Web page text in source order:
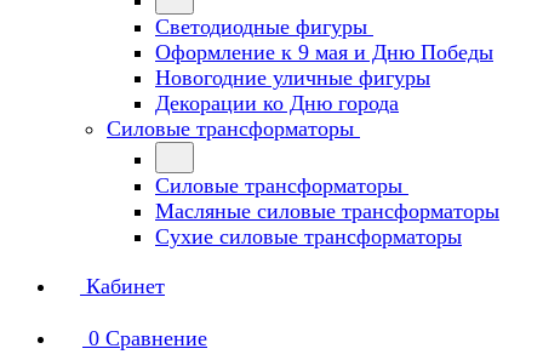
Светодиодные фигуры
Оформление к 9 мая и Дню Победы
Новогодние уличные фигуры
Декорации ко Дню города
Силовые трансформаторы
Силовые трансформаторы
Масляные силовые трансформаторы
Сухие силовые трансформаторы
Кабинет
0 Сравнение